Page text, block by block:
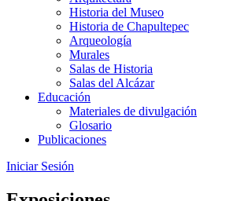
Historia del Museo
Historia de Chapultepec
Arqueología
Murales
Salas de Historia
Salas del Alcázar
Educación
Materiales de divulgación
Glosario
Publicaciones
Iniciar Sesión